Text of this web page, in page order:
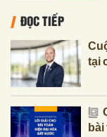
ĐỌC TIẾP
tại